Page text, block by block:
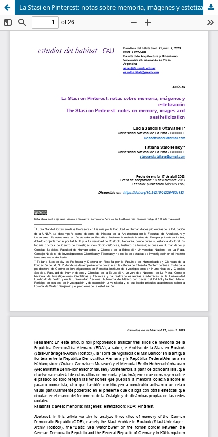
La Stasi en Pinterest: notas sobre memoria, imágenes y estetización